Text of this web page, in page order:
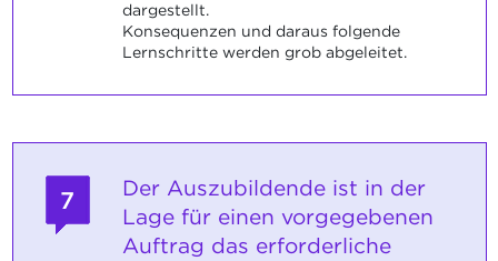
dargestellt.
Konsequenzen und daraus folgende
Lernschritte werden grob abgeleitet.
7
Der Auszubildende ist in der
Lage für einen vorgegebenen
Auftrag das erforderliche